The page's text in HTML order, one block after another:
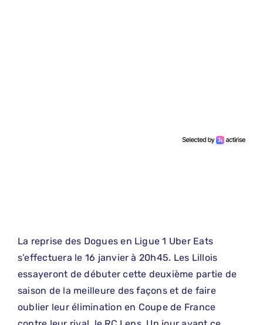
La reprise des Dogues en Ligue 1 Uber Eats
s’effectuera le 16 janvier à 20h45. Les Lillois
essayeront de débuter cette deuxième partie de
saison de la meilleure des façons et de faire
oublier leur élimination en Coupe de France